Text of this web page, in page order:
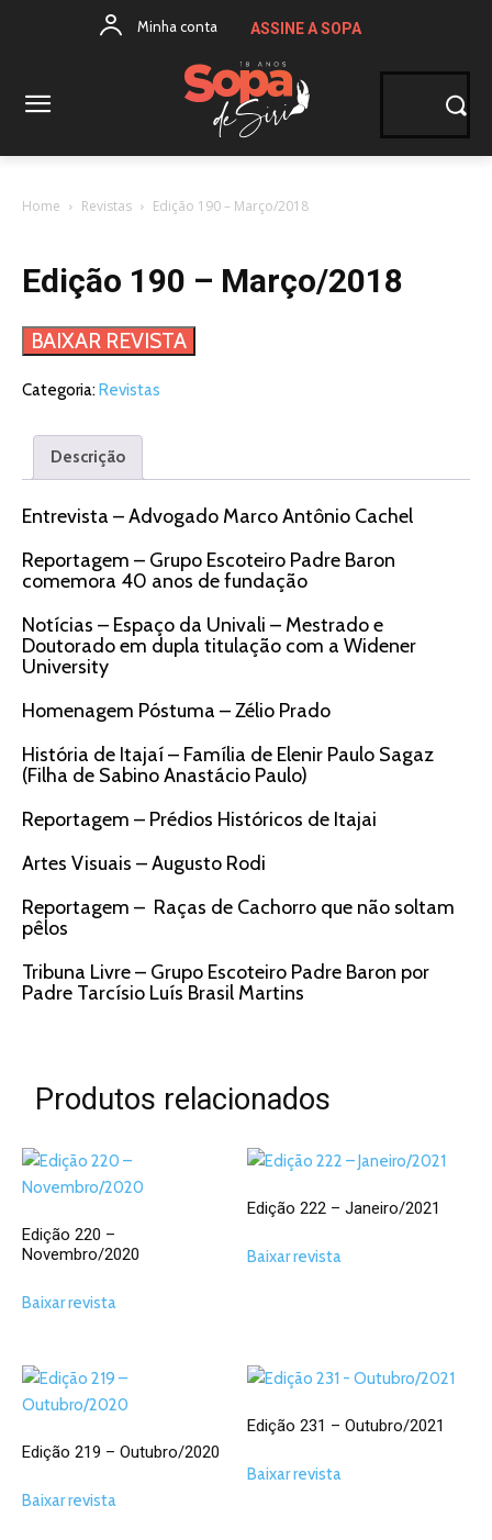
Minha conta ASSINE A SOPA
Home Revistas Edição 190 – Março/2018
Edição 190 – Março/2018
BAIXAR REVISTA
Categoria:Revistas
Descrição
Entrevista – Advogado Marco Antônio Cachel
Reportagem – Grupo Escoteiro Padre Baron
comemora 40 anos de fundação
Notícias – Espaço da Univali – Mestrado e
Doutorado em dupla titulação com a Widener
University
Homenagem Póstuma – Zélio Prado
História de Itajaí – Família de Elenir Paulo Sagaz
(Filha de Sabino Anastácio Paulo)
Reportagem – Prédios Históricos de Itajai
Artes Visuais – Augusto Rodi
Reportagem – Raças de Cachorro que não soltam
pêlos
Tribuna Livre – Grupo Escoteiro Padre Baron por
Padre Tarcísio Luís Brasil Martins
Produtos relacionados
Edição 220 –
Novembro/2020
Baixar revista
Edição 222 – Janeiro/2021
Baixar revista
Edição 219 – Outubro/2020
Baixar revista
Edição 231 – Outubro/2021
Baixar revista